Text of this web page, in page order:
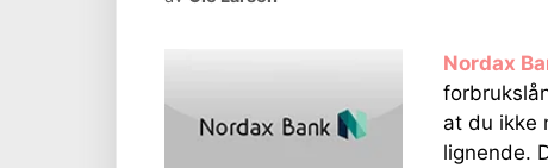
Nordax
at du ikke
lignende.